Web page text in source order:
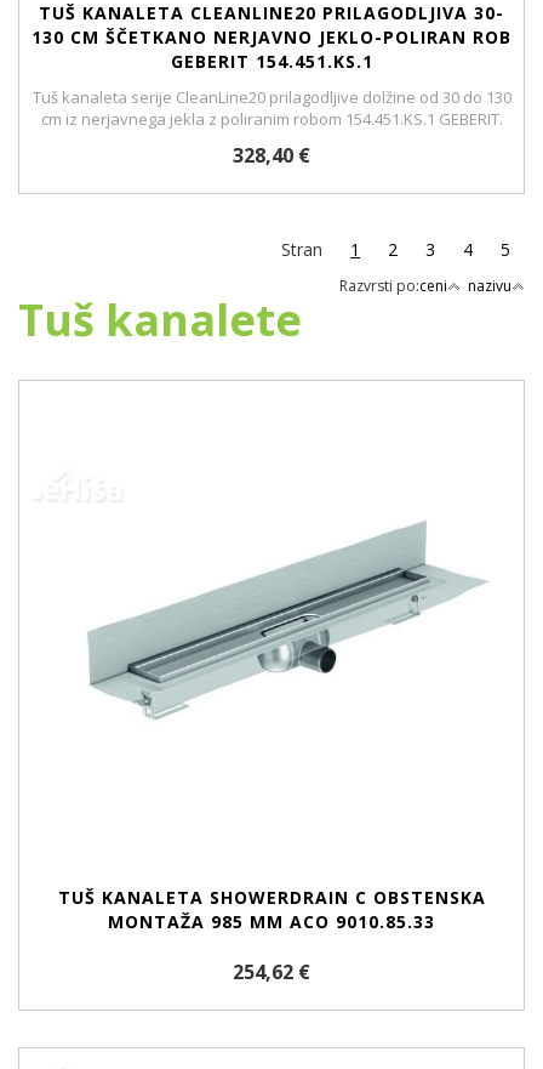
TUŠ KANALETA CLEANLINE20 PRILAGODLJIVA 30-
130 CM ŠČETKANO NERJAVNO JEKLO-POLIRAN ROB
GEBERIT 154.451.KS.1
Tuš kanaleta serije CleanLine20 prilagodljive dolžine od 30 do 130
cm iz nerjavnega jekla z poliranim robom 154.451.KS.1 GEBERIT.
328,40 €
Stran 1 2 3 4 5
Razvrsti po:ceni nazivu
Tuš kanalete
TUŠ KANALETA SHOWERDRAIN C OBSTENSKA
MONTAŽA 985 MM ACO 9010.85.33
254,62 €